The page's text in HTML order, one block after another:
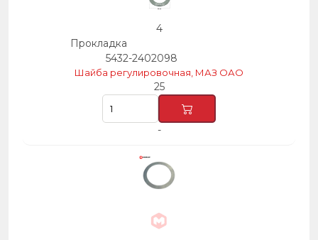
4
Прокладка
5432-2402098
Шайба регулировочная, МАЗ ОАО
25
-